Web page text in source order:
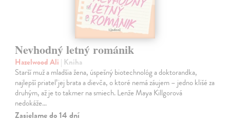
Nevhodný letný románik
Hazelwood Ali | Kniha
Starší muž a mladšia žena, úspešný biotechnológ a doktorandka,
najlepší priateľ jej brata a dievča, o ktoré nemá záujem – jedno klišé za
druhým, až je to takmer na smiech. Lenže Maya Killgorová
nedokáže…
Zasielame do 14 dní